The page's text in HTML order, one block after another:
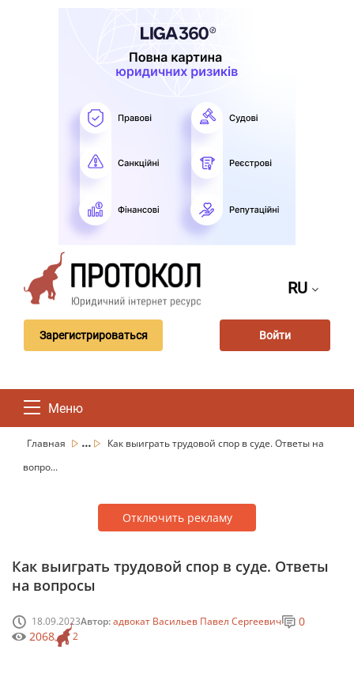
RU
Зарегистрироваться Войти
Меню
Главная ...
Как выиграть трудовой спор в суде. Ответы на
вопро...
Отключить рекламу
Как выиграть трудовой спор в суде. Ответы
на вопросы
18.09.2023Автор:адвокат Васильев Павел Сергеевич
2
0
2068